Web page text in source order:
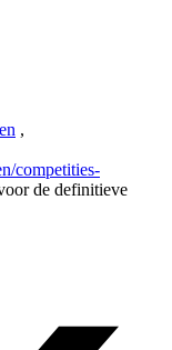
,
competities-
de definitieve